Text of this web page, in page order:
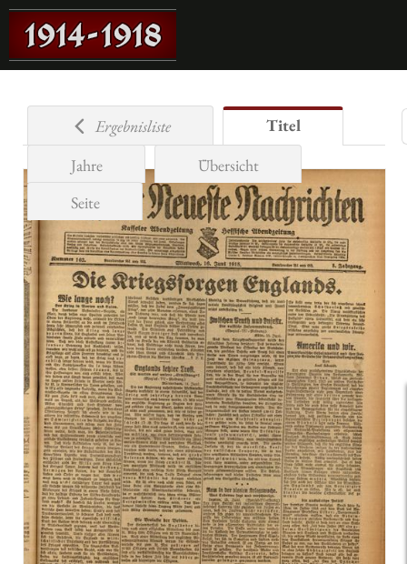
Ergebnisliste
Titel
Jahre
Übersicht
Seite